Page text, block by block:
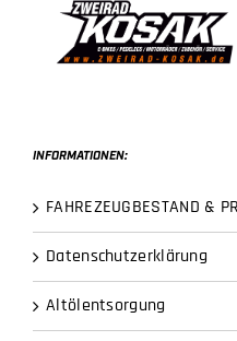
INFORMATIONEN:
FAHREZEUGBESTAND &
Datenschutzerklärung
Altölentsorgung